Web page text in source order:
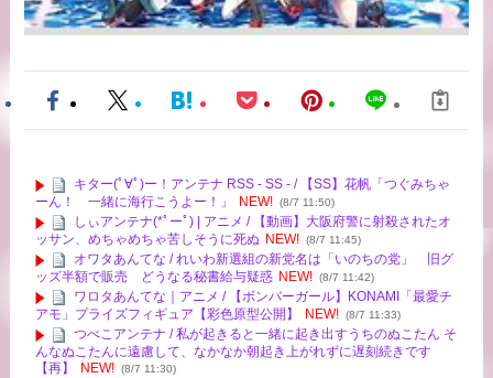
キター(ﾟ∀ﾟ)ー！アンテナ RSS - SS - / 【SS】花帆「つぐみちゃ
ーん！ 一緒に海行こうよー！」
NEW! (8/7 11:50)
しぃアンテナ(*ﾟーﾟ) | アニメ / 【動画】大阪府警に射殺されたオ
ッサン、めちゃめちゃ苦しそうに死ぬ NEW! (8/7 11:45)
オワタあんてな / れいわ新選組の新党名は「いのちの党」 旧グ
ッズ半額で販売 どうなる秘書給与疑惑 NEW! (8/7 11:42)
ワロタあんてな｜アニメ / 【ボンバーガール】KONAMI「最愛チ
アモ」プライズフィギュア【彩色原型公開】
NEW! (8/7 11:33)
つべこアンテナ / 私が起きると一緒に起き出すうちのぬこたん そ
んなぬこたんに遠慮して、なかなか朝起き上がれずに遅刻続きです
【再】
NEW! (8/7 11:30)